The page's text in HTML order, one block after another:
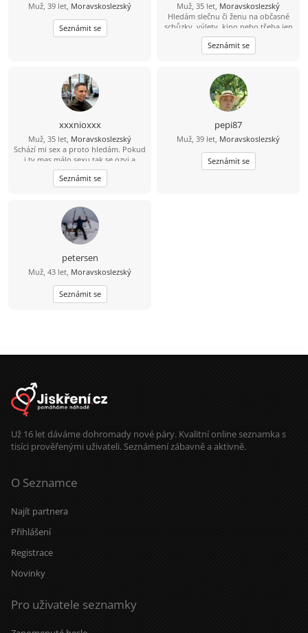
Muž, 39 let, Moravskoslezský
Seznámit se
Muž, 35 let, Moravskoslezský
Hledám slečnu či ženu na občasné
schůzky, výlety, kino nebo třeba jen
sednout na pivko či víno. Kdyžtak
napiš na emailKolarp22@gmail.com
:-)
Seznámit se
xxxnioxxx
Muž, 35 let, Moravskoslezský
Schází mi sex a proto hledám. Pokud
i ty mas málo sexu tak se ozvi a
můžeme si pomoci navzájem.
Seznámit se
pepi87
Muž, 39 let, Moravskoslezský
Seznámit se
petersen
Muž, 43 let, Moravskoslezský
Seznámit se
Už 16 let dáváme dohromady nové páry. Kvalitní online seznamka s
tisíci prověřenými uživateli. Seznámení zábavně a aktivně.
O Seznamce
Najít partnera
Přihlášení
Registrace
Novinky
Pro uživatele seznamky